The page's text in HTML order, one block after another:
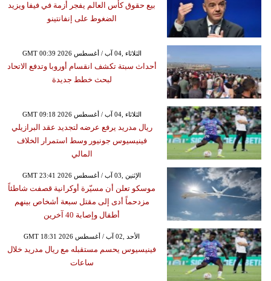
بيع حقوق كأس العالم يفجر أزمة في فيفا ويزيد
الضغوط على إنفانتينو
GMT 00:39 2026 الثلاثاء ,04 آب / أغسطس
أحداث سبتة تكشف انقسام أوروبا وتدفع الاتحاد
لبحث خطط جديدة
GMT 09:18 2026 الثلاثاء ,04 آب / أغسطس
ريال مدريد يرفع عرضه لتجديد عقد البرازيلي
فينيسيوس جونيور وسط استمرار الخلاف
المالي
GMT 23:41 2026 الإثنين ,03 آب / أغسطس
موسكو تعلن أن مسيّرة أوكرانية قصفت شاطئاً
مزدحماً أدى إلى مقتل سبعة أشخاص بينهم
أطفال وإصابة 40 آخرين
GMT 18:31 2026 الأحد ,02 آب / أغسطس
فينيسيوس يحسم مستقبله مع ريال مدريد خلال
ساعات